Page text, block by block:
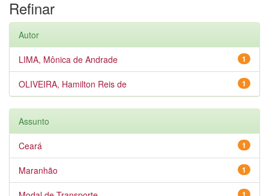
Refinar
Autor
1
LIMA, Mônica de Andrade
1
OLIVEIRA, Hamilton Reis de
Assunto
1
Ceará
1
Maranhão